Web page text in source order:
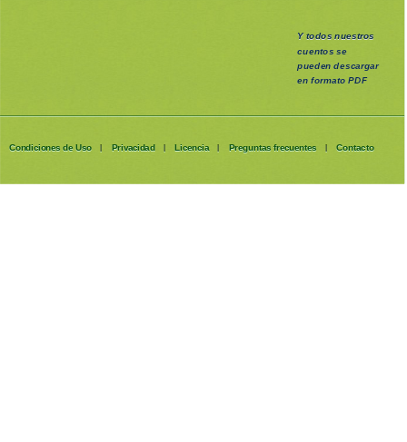
Y todos nuestros
cuentos se
puedendescargar
en formato PDF
Condiciones de Uso | Privacidad | Licencia | Preguntas frecuentes | Contacto